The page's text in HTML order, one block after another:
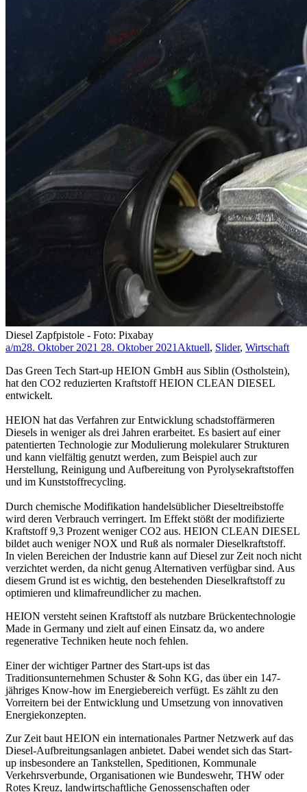
Diesel Zapfpistole - Foto: Pixabay
a/m28. Oktober 2021 28. Oktober 2021 Aktuell, Slider, Wirtschaft
Das Green Tech Start-up HEION GmbH aus Siblin (Ostholstein),
hat den CO2 reduzierten Kraftstoff HEION CLEAN DIESEL
entwickelt.
HEION hat das Verfahren zur Entwicklung schadstoffärmeren
Diesels in weniger als drei Jahren erarbeitet. Es basiert auf einer
patentierten Technologie zur Modulierung molekularer Strukturen
und kann vielfältig genutzt werden, zum Beispiel auch zur
Herstellung, Reinigung und Aufbereitung von Pyrolysekraftstoffen
und im Kunststoffrecycling.
Durch chemische Modifikation handelsüblicher Dieseltreibstoffe
wird deren Verbrauch verringert. Im Effekt stößt der modifizierte
Kraftstoff 9,3 Prozent weniger CO2 aus. HEION CLEAN DIESEL
bildet auch weniger NOX und Ruß als normaler Dieselkraftstoff.
In vielen Bereichen der Industrie kann auf Diesel zur Zeit noch nicht
verzichtet werden, da nicht genug Alternativen verfügbar sind. Aus
diesem Grund ist es wichtig, den bestehenden Dieselkraftstoff zu
optimieren und klimafreundlicher zu machen.
HEION versteht seinen Kraftstoff als nutzbare Brückentechnologie
Made in Germany und zielt auf einen Einsatz da, wo andere
regenerative Techniken heute noch fehlen.
Einer der wichtiger Partner des Start-ups ist das
Traditionsunternehmen Schuster & Sohn KG, das über ein 147-
jähriges Know-how im Energiebereich verfügt. Es zählt zu den
Vorreitern bei der Entwicklung und Umsetzung von innovativen
Energiekonzepten.
Zur Zeit baut HEION ein internationales Partner Netzwerk auf das
Diesel-Aufbreitungsanlagen anbietet. Dabei wendet sich das Start-
up insbesondere an Tankstellen, Speditionen, Kommunale
Verkehrsverbunde, Organisationen wie Bundeswehr, THW oder
Rotes Kreuz, landwirtschaftliche Genossenschaften oder